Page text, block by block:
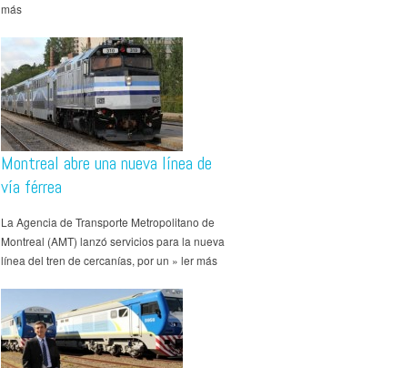
más
Montreal abre una nueva línea de
vía férrea
La Agencia de Transporte Metropolitano de
Montreal (AMT) lanzó servicios para la nueva
línea del tren de cercanías, por un » ler más